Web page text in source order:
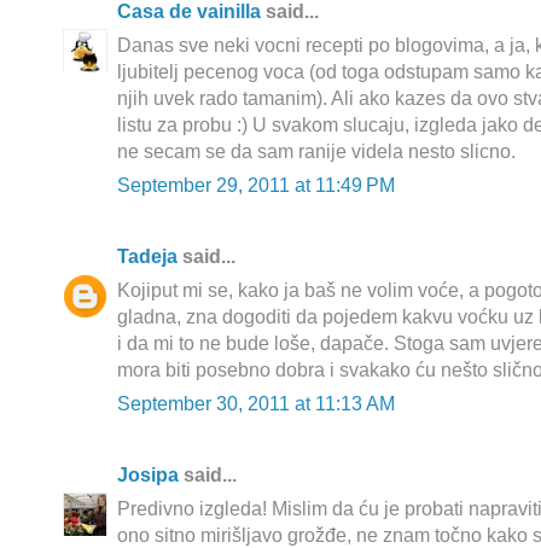
Casa de vainilla said...
Danas sve neki vocni recepti po blogovima, a ja,
ljubitelj pecenog voca (od toga odstupam samo
njih uvek rado tamanim). Ali ako kazes da ovo
listu za probu :) U svakom slucaju, izgleda jako
ne secam se da sam ranije videla nesto slicno.
September 29, 2011 at 11:49 PM
Tadeja said...
Kojiput mi se, kako ja baš ne volim voće, a
gladna, zna dogoditi da pojedem kakvu voćku
i da mi to ne bude loše, dapače. Stoga sam
mora biti posebno dobra i svakako ću nešto
September 30, 2011 at 11:13 AM
Josipa said...
Predivno izgleda! Mislim da ću je probati
ono sitno mirišljavo grožđe, ne znam točno kako